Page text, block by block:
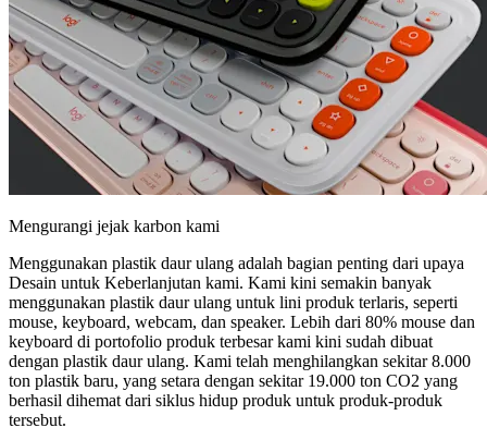
Mengurangi jejak karbon kami
Menggunakan plastik daur ulang adalah bagian penting dari upaya
Desain untuk Keberlanjutan kami. Kami kini semakin banyak
menggunakan plastik daur ulang untuk lini produk terlaris, seperti
mouse, keyboard, webcam, dan speaker. Lebih dari 80% mouse dan
keyboard di portofolio produk terbesar kami kini sudah dibuat
dengan plastik daur ulang. Kami telah menghilangkan sekitar 8.000
ton plastik baru, yang setara dengan sekitar 19.000 ton CO2 yang
berhasil dihemat dari siklus hidup produk untuk produk-produk
tersebut.